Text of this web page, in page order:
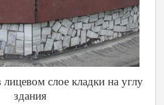
слое кладки на углу
здания